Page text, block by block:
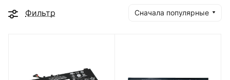
Фильтр Сначала популярные